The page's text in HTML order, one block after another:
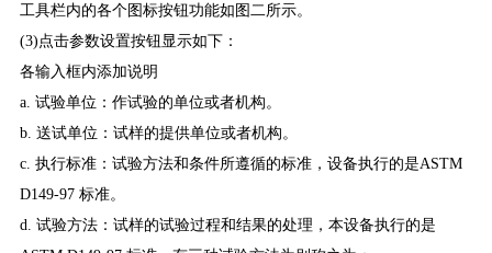
工具栏内的各个图标按钮功能如图二所示。
(3)点击参数设置按钮显示如下：
各输入框内添加说明
a. 试验单位：作试验的单位或者机构。
b. 送试单位：试样的提供单位或者机构。
c. 执行标准：试验方法和条件所遵循的标准，设备执行的是ASTM
D149-97 标准。
d. 试验方法：试样的试验过程和结果的处理，本设备执行的是